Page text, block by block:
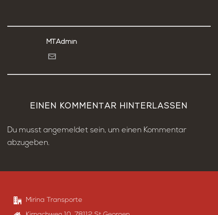
MTAdmin
EINEN KOMMENTAR HINTERLASSEN
Du musst angemeldet sein, um einen Kommentar
abzugeben.
Mirina Transporte